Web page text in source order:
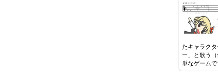
たキャラク
ー」と歌う
単なゲーム